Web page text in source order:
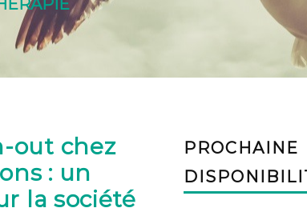
out chez
: un
la société
PROCHAINE